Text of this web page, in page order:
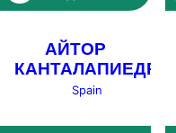
АЙТОР
КАНТАЛАПИЕДРА
Spain